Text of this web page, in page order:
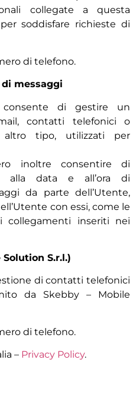
collegate a questa
soddisfare richieste di
di telefono.
messaggi
di gestire un
contatti telefonici o
tipo, utilizzati per
inoltre consentire di
alla data e all’ora di
da parte dell’Utente,
con essi, come le
collegamenti inseriti nei
S.r.l.)
di contatti telefonici
da Skebby – Mobile
di telefono.
– Privacy Policy.